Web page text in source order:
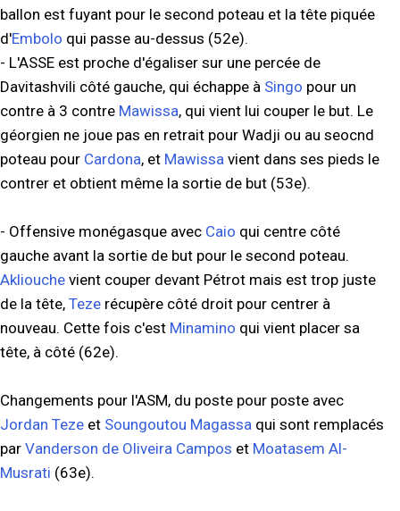
ballon est fuyant pour le second poteau et la tête piquée
d'Embolo qui passe au-dessus (52e).
- L'ASSE est proche d'égaliser sur une percée de
Davitashvili côté gauche, qui échappe à Singo pour un
contre à 3 contre Mawissa, qui vient lui couper le but. Le
géorgien ne joue pas en retrait pour Wadji ou au seocnd
poteau pour Cardona, et Mawissa vient dans ses pieds le
contrer et obtient même la sortie de but (53e).
- Offensive monégasque avec Caio qui centre côté
gauche avant la sortie de but pour le second poteau.
Akliouche vient couper devant Pétrot mais est trop juste
de la tête, Teze récupère côté droit pour centrer à
nouveau. Cette fois c'est Minamino qui vient placer sa
tête, à côté (62e).
Changements pour l'ASM, du poste pour poste avec
Jordan Teze et Soungoutou Magassa qui sont remplacés
par Vanderson de Oliveira Campos et Moatasem Al-
Musrati (63e).